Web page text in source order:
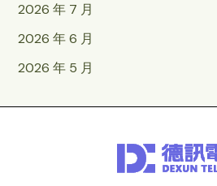
2026 年 7 月
2026 年 6 月
2026 年 5 月